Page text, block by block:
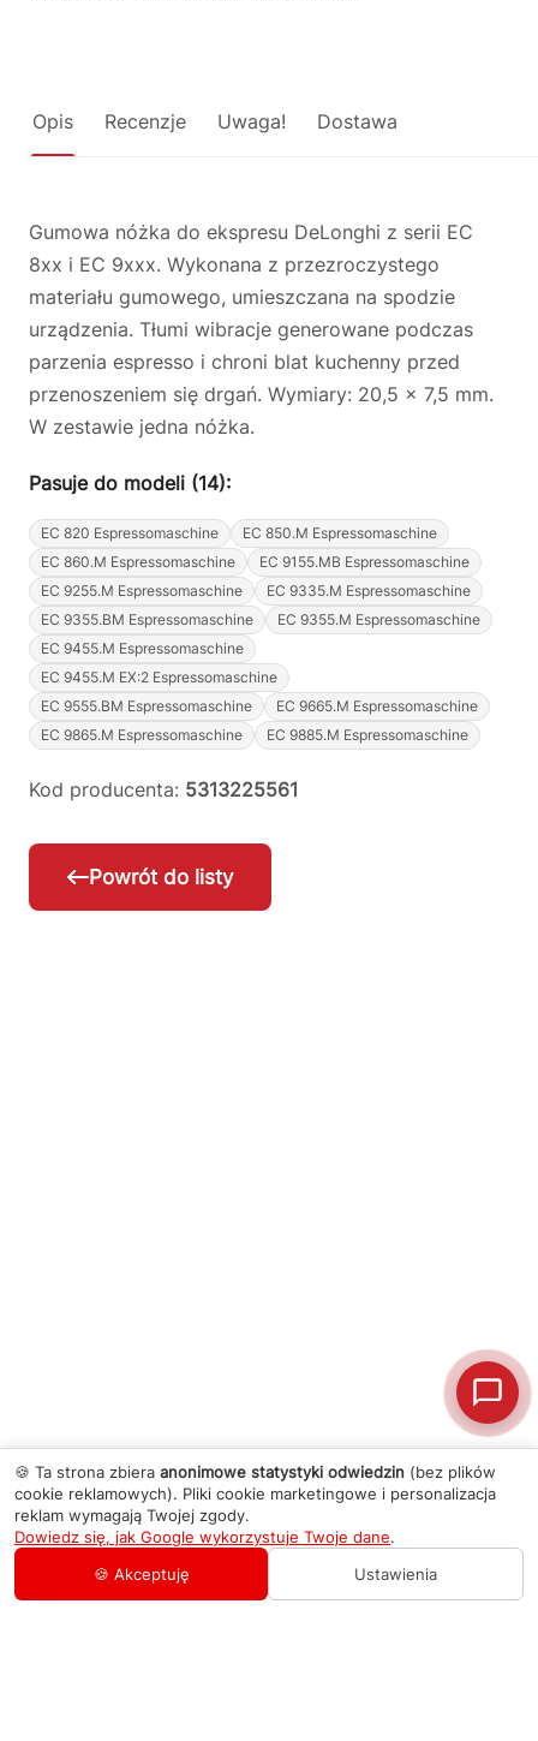
Opis Recenzje Uwaga! Dostawa
Gumowa nóżka do ekspresu DeLonghi z serii EC
8xx i EC 9xxx. Wykonana z przezroczystego
materiału gumowego, umieszczana na spodzie
urządzenia. Tłumi wibracje generowane podczas
parzenia espresso i chroni blat kuchenny przed
przenoszeniem się drgań. Wymiary: 20,5 x 7,5 mm.
W zestawie jedna nóżka.
Pasuje do modeli (14):
EC 820 Espressomaschine
EC 850.M Espressomaschine
EC 860.M Espressomaschine
EC 9155.MB Espressomaschine
EC 9255.M Espressomaschine
EC 9335.M Espressomaschine
EC 9355.BM Espressomaschine
EC 9355.M Espressomaschine
EC 9455.M Espressomaschine
EC 9455.M EX:2 Espressomaschine
EC 9555.BM Espressomaschine
EC 9665.M Espressomaschine
EC 9865.M Espressomaschine
EC 9885.M Espressomaschine
Kod producenta: 5313225561
Powrót do listy
🍪 Ta strona zbiera anonimowe statystyki odwiedzin (bez plików
cookie reklamowych). Pliki cookie marketingowe i personalizacja
reklam wymagają Twojej zgody.
Dowiedz się, jak Google wykorzystuje Twoje dane.
🍪 Akceptuję
Ustawienia